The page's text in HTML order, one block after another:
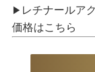
▶ レチナールア
価格はこちら